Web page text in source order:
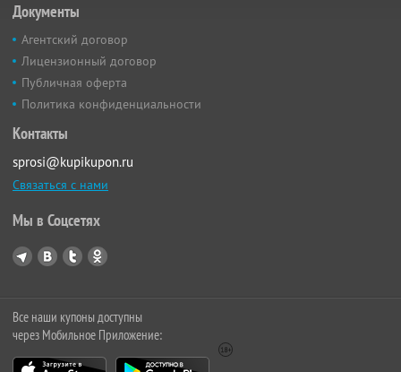
Документы
Агентский договор
Лицензионный договор
Публичная оферта
Политика конфиденциальности
Контакты
sprosi@kupikupon.ru
Связаться с нами
Мы в Соцсетях
Все наши купоны доступны
через Мобильное Приложение: